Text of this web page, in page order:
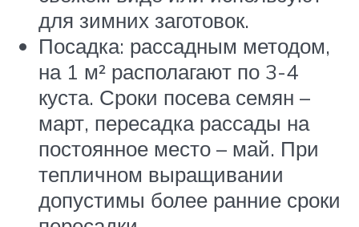
для зимних заготовок.
Посадка: рассадным методом,
на 1 м² располагают по 3-4
куста. Сроки посева семян –
март, пересадка рассады на
постоянное место – май. При
тепличном выращивании
допустимы более ранние сроки